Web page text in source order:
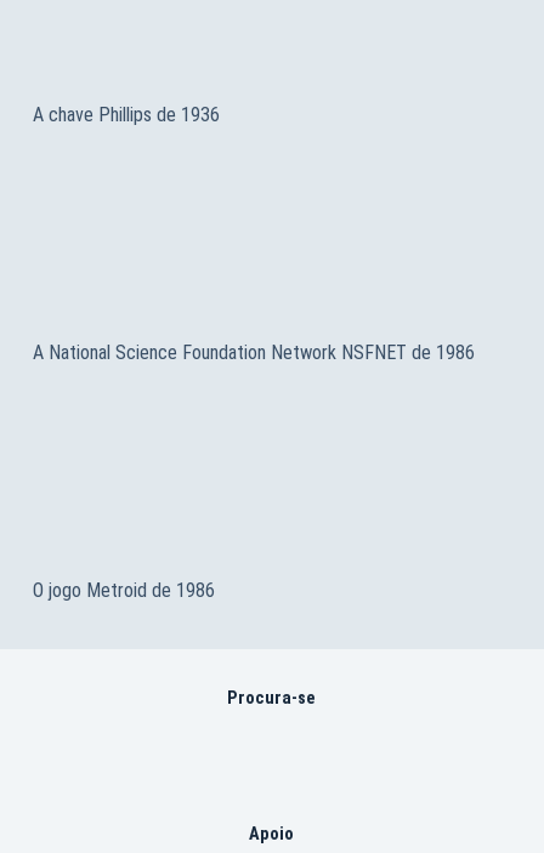
A chave Phillips de 1936
A National Science Foundation Network NSFNET de 1986
O jogo Metroid de 1986
Procura-se
Apoio